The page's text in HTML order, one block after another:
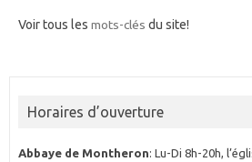
Voir tous les mots-clés du site!
Horaires d’ouverture
Abbaye de Montheron: Lu-Di 8h-20h,